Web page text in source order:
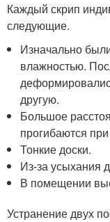
Каждый скрип
следующие.
Изначально
влажностью.
другую.
Большое
прогибаются при
Тонкие доски.
Из-за усыхания
В помещении
Устранение двух